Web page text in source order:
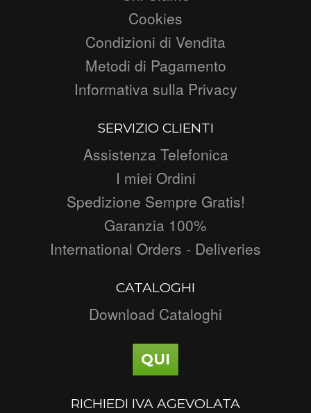
Cookies
Condizioni di Vendita
Metodi di Pagamento
Informativa sulla Privacy
SERVIZIO CLIENTI
Assistenza Telefonica
I miei Ordini
Spedizione Sempre Gratis!
Garanzia 100%
International Orders - Deliveries
CATALOGHI
Download Cataloghi
QUI
RICHIEDI IVA AGEVOLATA